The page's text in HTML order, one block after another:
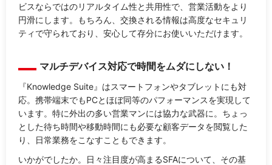
ビスならではのリアルタイム性と共用性で、営業活動をより
円滑にします。もちろん、交換される情報は高度なセキュリ
ティで守られており、安心して存分にお使いいただけます。
マルチデバイス対応で時間をムダにしない！
『Knowledge Suite』はスマートフォンやタブレットにも対
応。携帯端末でもPCとほぼ同等のパフォーマンスを実現して
います。特に外出の多い営業マンには協力な武器に。ちょっ
とした待ち時間や移動時間にも必要な顧客データを閲覧した
り、日常業務をこなすこともできます。
いかがでしたか。日々注目度が高まるSFAについて、その基